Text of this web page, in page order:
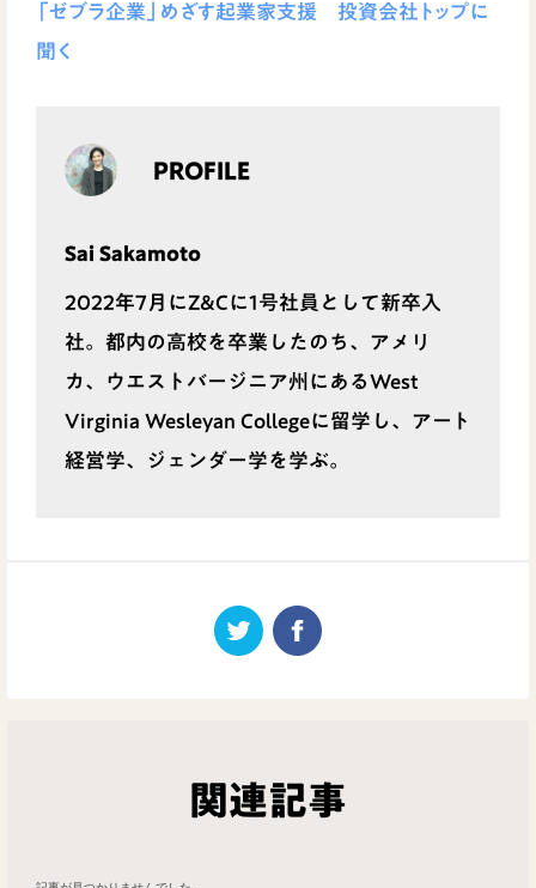
「ゼブラ企業」めざす起業家支援 投資会社トップに
聞く
PROFILE
Sai Sakamoto
2022年7月にZ&Cに1号社員として新卒入
社。都内の高校を卒業したのち、アメリ
カ、ウエストバージニア州にあるWest
Virginia Wesleyan Collegeに留学し、アート
経営学、ジェンダー学を学ぶ。
関連記事